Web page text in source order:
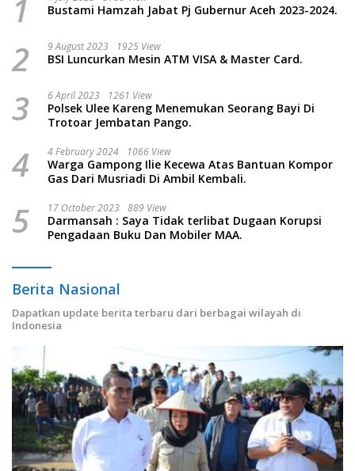
1 Bustami Hamzah Jabat Pj Gubernur Aceh 2023-2024.
2 9 August 2023 1925 View
BSI Luncurkan Mesin ATM VISA & Master Card.
3 6 April 2023 1261 View
Polsek Ulee Kareng Menemukan Seorang Bayi Di
Trotoar Jembatan Pango.
4 4 February 2024 1066 View
Warga Gampong Ilie Kecewa Atas Bantuan Kompor
Gas Dari Musriadi Di Ambil Kembali.
5 17 October 2023 889 View
Darmansah : Saya Tidak terlibat Dugaan Korupsi
Pengadaan Buku Dan Mobiler MAA.
Berita Nasional
Dapatkan update berita terbaru dari berbagai wilayah di
Indonesia